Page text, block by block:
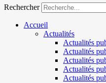
Rechercher
Accueil
Actualités
Actualités
Actualités
Actualités
Actualités
Actualités